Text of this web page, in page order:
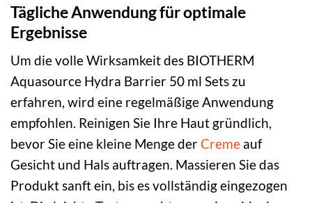
Tägliche Anwendung für optimale
Ergebnisse
Um die volle Wirksamkeit des BIOTHERM
Aquasource Hydra Barrier 50 ml Sets zu
erfahren, wird eine regelmäßige Anwendung
empfohlen. Reinigen Sie Ihre Haut gründlich,
bevor Sie eine kleine Menge derCreme auf
Gesicht und Hals auftragen. Massieren Sie das
Produkt sanft ein, bis es vollständig eingezogen